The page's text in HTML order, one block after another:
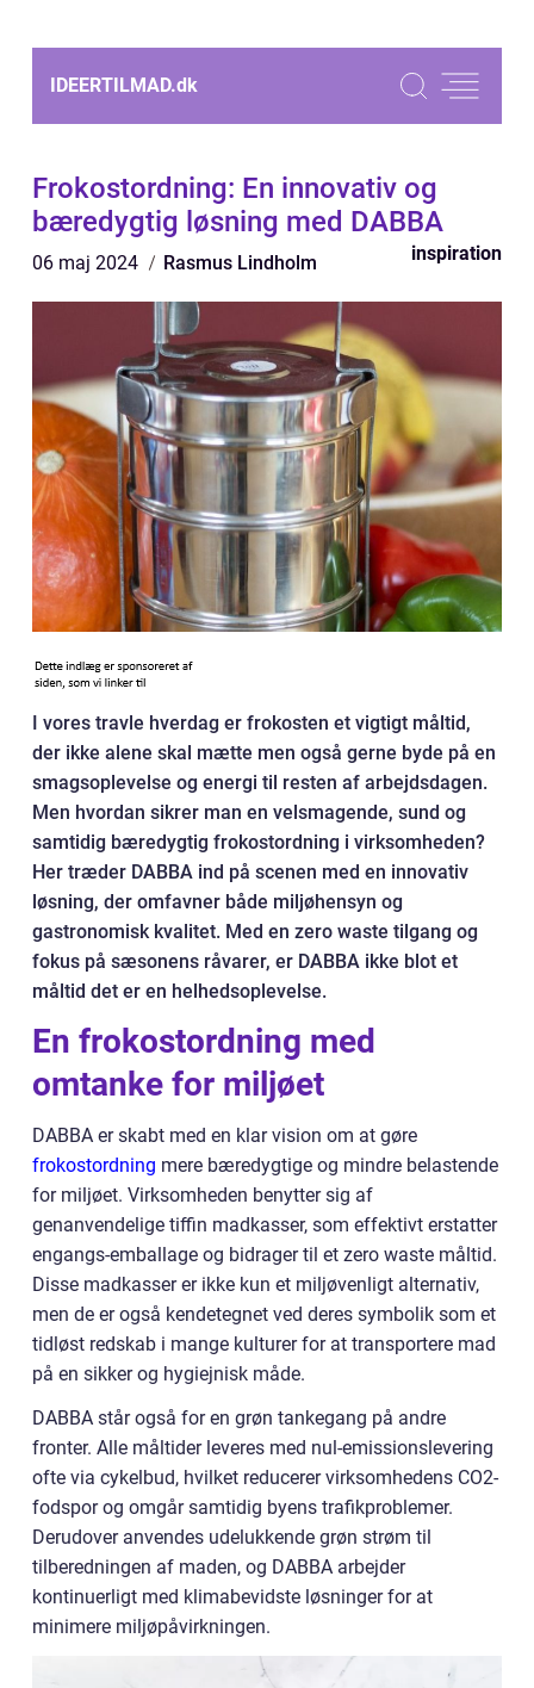
IDEERTILMAD.dk
Frokostordning: En innovativ og
bæredygtig løsning med DABBA
06 maj 2024 Rasmus Lindholm inspiration
I vores travle hverdag er frokosten et vigtigt måltid,
der ikke alene skal mætte men også gerne byde på en
smagsoplevelse og energi til resten af arbejdsdagen.
Men hvordan sikrer man en velsmagende, sund og
samtidig bæredygtig frokostordning i virksomheden?
Her træder DABBA ind på scenen med en innovativ
løsning, der omfavner både miljøhensyn og
gastronomisk kvalitet. Med en zero waste tilgang og
fokus på sæsonens råvarer, er DABBA ikke blot et
måltid det er en helhedsoplevelse.
En frokostordning med
omtanke for miljøet
DABBA er skabt med en klar vision om at gøre
frokostordning mere bæredygtige og mindre belastende
for miljøet. Virksomheden benytter sig af
genanvendelige tiffin madkasser, som effektivt erstatter
engangs-emballage og bidrager til et zero waste måltid.
Disse madkasser er ikke kun et miljøvenligt alternativ,
men de er også kendetegnet ved deres symbolik som et
tidløst redskab i mange kulturer for at transportere mad
på en sikker og hygiejnisk måde.
DABBA står også for en grøn tankegang på andre
fronter. Alle måltider leveres med nul-emissionslevering
ofte via cykelbud, hvilket reducerer virksomhedens CO2-
fodspor og omgår samtidig byens trafikproblemer.
Derudover anvendes udelukkende grøn strøm til
tilberedningen af maden, og DABBA arbejder
kontinuerligt med klimabevidste løsninger for at
minimere miljøpåvirkningen.